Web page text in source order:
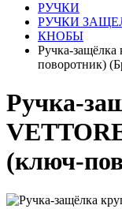
РУЧКИ
РУЧКИ
КНОБЫ
Ручка-
поворотник)
Ручка-
(ключ-